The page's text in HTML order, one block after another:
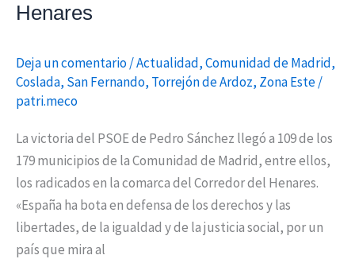
Henares
Deja un comentario/Actualidad,Comunidad de Madrid,
Coslada, San Fernando, Torrejón de Ardoz, Zona Este/
patri.meco
La victoria del PSOE de Pedro Sánchez llegó a 109 de los
179 municipios de la Comunidad de Madrid, entre ellos,
los radicados en la comarca del Corredor del Henares.
«España ha bota en defensa de los derechos y las
libertades, de la igualdad y de la justicia social, por un
país que mira al